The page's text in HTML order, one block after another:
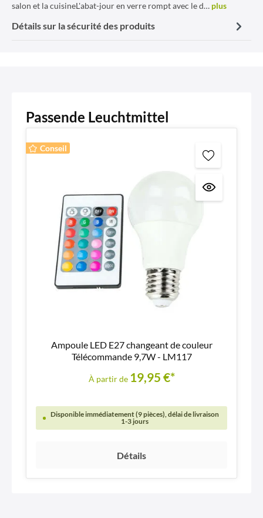
salon et la cuisineL'abat-jour en verre rompt avec le d… plus
Détails sur la sécurité des produits
Passende Leuchtmittel
Conseil
Ampoule LED E27 changeant de couleur
Télécommande 9,7W - LM117
À partir de 19,95 €*
Disponible immédiatement (9 pièces), délai de livraison
1-3 jours
Détails